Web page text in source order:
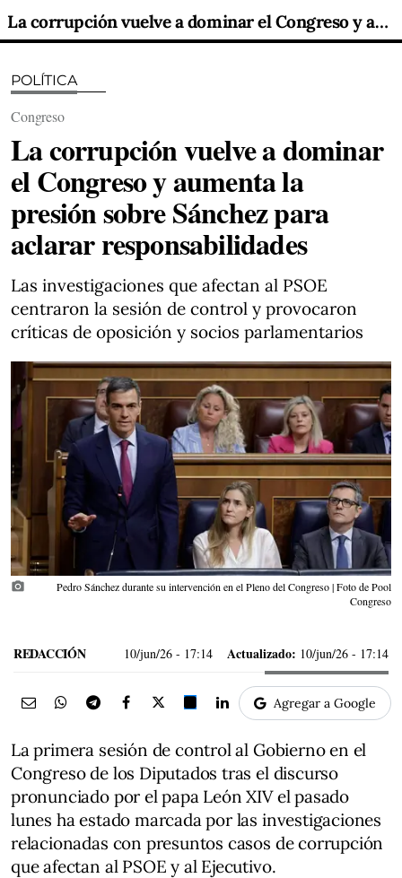
La corrupción vuelve a dominar el Congreso y aumenta la presión sobre Sánchez para aclarar responsabilidades
POLÍTICA
Congreso
La corrupción vuelve a dominar
el Congreso y aumenta la
presión sobre Sánchez para
aclarar responsabilidades
Las investigaciones que afectan al PSOE
centraron la sesión de control y provocaron
críticas de oposición y socios parlamentarios
photo_camera
Pedro Sánchez durante su intervención en el Pleno del Congreso | Foto de Pool
Congreso
REDACCIÓN 10/jun/26 - 17:14 Actualizado: 10/jun/26 - 17:14
Agregar a Google
La primera sesión de control al Gobierno en el
Congreso de los Diputados tras el discurso
pronunciado por el papa León XIV el pasado
lunes ha estado marcada por las investigaciones
relacionadas con presuntos casos de corrupción
que afectan al PSOE y al Ejecutivo.